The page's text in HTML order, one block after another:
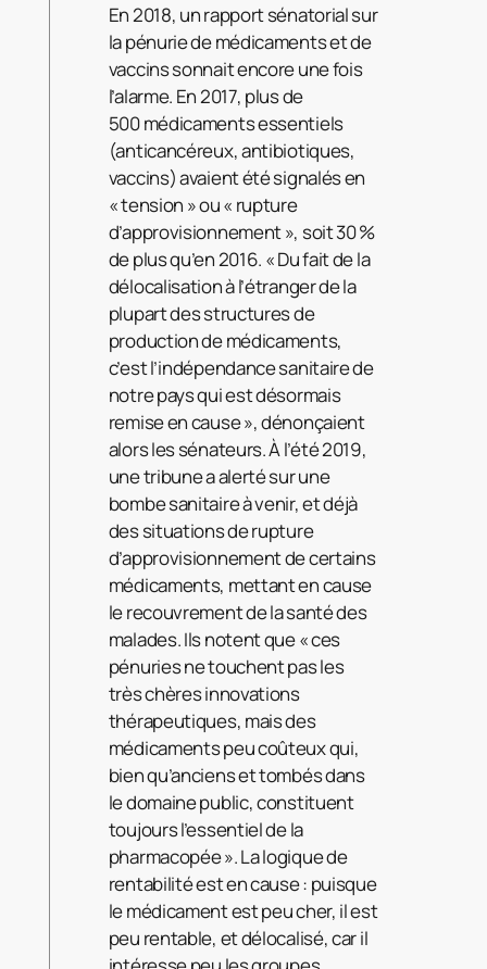
En 2018, un rapport sénatorial sur
la pénurie de médicaments et de
vaccins sonnait encore une fois
l’alarme. En 2017, plus de
500 médicaments essentiels
(anticancéreux, antibiotiques,
vaccins) avaient été signalés en
« tension » ou « rupture
d’approvisionnement », soit 30 %
de plus qu’en 2016. « Du fait de la
délocalisation à l’étranger de la
plupart des structures de
production de médicaments,
c’est l’indépendance sanitaire de
notre pays qui est désormais
remise en cause », dénonçaient
alors les sénateurs. À l’été 2019,
une tribune a alerté sur une
bombe sanitaire à venir, et déjà
des situations de rupture
d’approvisionnement de certains
médicaments, mettant en cause
le recouvrement de la santé des
malades. Ils notent que « ces
pénuries ne touchent pas les
très chères innovations
thérapeutiques, mais des
médicaments peu coûteux qui,
bien qu’anciens et tombés dans
le domaine public, constituent
toujours l’essentiel de la
pharmacopée ». La logique de
rentabilité est en cause : puisque
le médicament est peu cher, il est
peu rentable, et délocalisé, car il